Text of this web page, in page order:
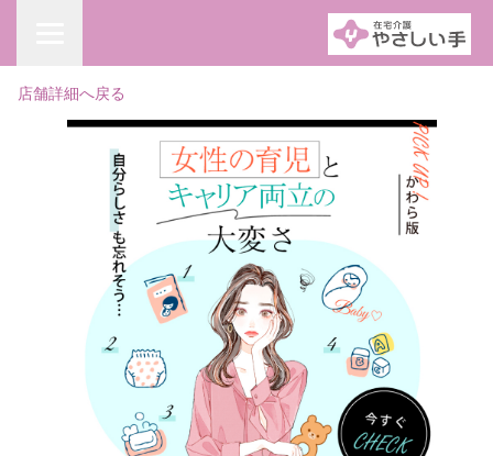
店舗詳細へ戻る